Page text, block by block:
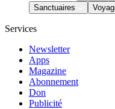
Sanctuaires
Services
Newsletter
Apps
Magazine
Abonnement
Don
Publicité